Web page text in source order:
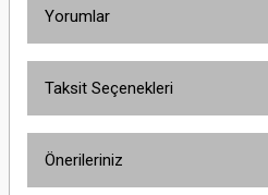
Yorumlar
Taksit Seçenekleri
Önerileriniz